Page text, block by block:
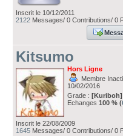
Inscrit le 10/12/2011
2122 Messages/ 0 Contributions/ 0
Kitsumo
Hors Ligne
Membre
10/02/2016
Grade : [Kuriboh]
Echanges 100 % (
Inscrit le 22/08/2009
1645 Messages/ 0 Contributions/ 0